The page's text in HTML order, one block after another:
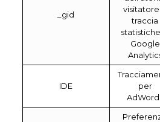
_gid
traccia
Google
IDE
per